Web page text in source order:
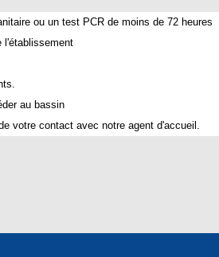
ou un test PCR de moins de 72 heures
l'établissement
au bassin
votre contact avec notre agent d'accueil.